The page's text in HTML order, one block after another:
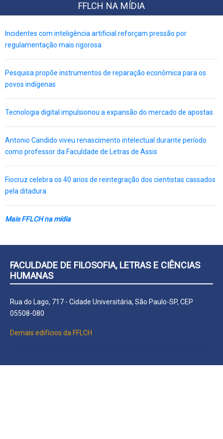
FFLCH NA MÍDIA
Incidentes com inteligência artificial reforçam pressão por
regulamentação mais rigorosa
Pesquisa propõe instrumentos de reparação econômica para os
povos indígenas
Tecnologia digital impulsionou a expansão do mercado de apostas
Antonio Candido viveu renascimento intelectual durante período
como professor da Faculdade de Letras de Assis
Fiocruz celebra os 40 anos de reintegração dos cientistas cassados
pela ditadura
Mais FFLCH na mídia
FACULDADE DE FILOSOFIA, LETRAS E CIÊNCIAS
HUMANAS
Rua do Lago, 717 - Cidade Universitária, São Paulo-SP, CEP
05508-080
Demais edifícios da FFLCH